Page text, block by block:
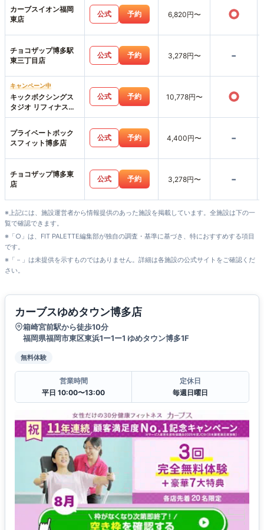
カーブスイオン福岡
東店
公式 予約 6,820円〜 ○
チョコザップ博多駅
東三丁目店
公式 予約 3,278円〜 -
キャンペーン中
キックボクシングス
タジオ リフィナス福
岡天神店
公式 予約 10,778円〜 ○
プライベートボック
スフィット博多店
公式 予約 4,400円〜 -
チョコザップ博多東
店
公式 予約 3,278円〜 -
※上記には、施設運営者から情報提供のあった施設を掲載しています。全施設は下の一
覧で確認できます。
※「○」は、FIT PALETTE編集部が独自の調査・基準に基づき、特におすすめする項目
です。
※「－」は未提供を示すものではありません。詳細は各施設の公式サイトをご確認くだ
さい。
カーブスゆめタウン博多店
箱崎宮前駅から徒歩10分
福岡県福岡市東区東浜1ー1ー1 ゆめタウン博多1F
無料体験
営業時間
平日 10:00〜13:00
定休日
毎週日曜日